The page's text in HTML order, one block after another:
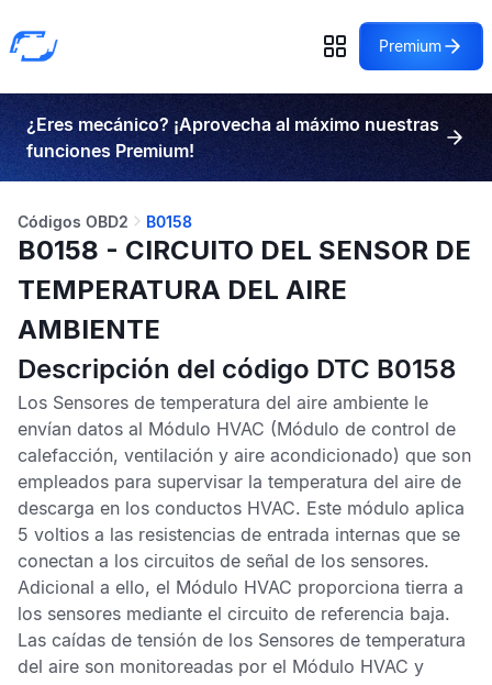
Premium
¿Eres mecánico? ¡Aprovecha al máximo nuestras
funciones Premium!
Códigos OBD2 B0158
B0158 - CIRCUITO DEL SENSOR DE
TEMPERATURA DEL AIRE
AMBIENTE
Descripción del código DTC B0158
Los Sensores de temperatura del aire ambiente le
envían datos al Módulo HVAC (Módulo de control de
calefacción, ventilación y aire acondicionado) que son
empleados para supervisar la temperatura del aire de
descarga en los conductos HVAC. Este módulo aplica
5 voltios a las resistencias de entrada internas que se
conectan a los circuitos de señal de los sensores.
Adicional a ello, el Módulo HVAC proporciona tierra a
los sensores mediante el circuito de referencia baja.
Las caídas de tensión de los Sensores de temperatura
del aire son monitoreadas por el Módulo HVAC y